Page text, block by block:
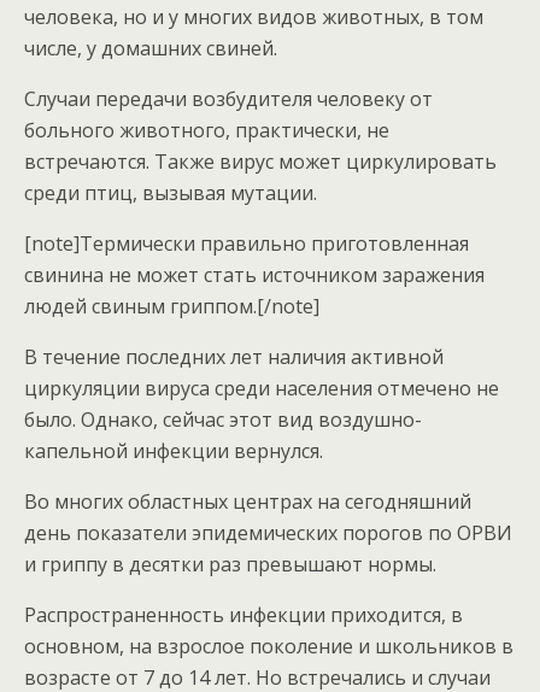
человека, но и у многих видов животных, в том
числе, у домашних свиней.
Случаи передачи возбудителя человеку от
больного животного, практически, не
встречаются. Также вирус может циркулировать
среди птиц, вызывая мутации.
[note]Термически правильно приготовленная
свинина не может стать источником заражения
людей свиным гриппом.[/note]
В течение последних лет наличия активной
циркуляции вируса среди населения отмечено не
было. Однако, сейчас этот вид воздушно-
капельной инфекции вернулся.
Во многих областных центрах на сегодняшний
день показатели эпидемических порогов по ОРВИ
и гриппу в десятки раз превышают нормы.
Распространенность инфекции приходится, в
основном, на взрослое поколение и школьников в
возрасте от 7 до 14 лет. Но встречались и случаи